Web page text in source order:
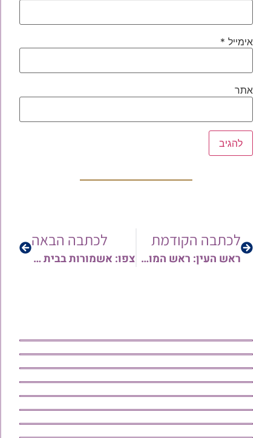
אימייל *
אתר
לכתבה הקודמת
ראש העין: ראש המוסדות ורבני בית ההוראה 'המאורות' השיבו לשאלות הציבור במכירת החסד של ארבעת המינים
לכתבה הבאה
צפו: אשמורות בבית הכנסת 'אחוות אחים' – עפולה, עם החזן הרב אהוד עטרי